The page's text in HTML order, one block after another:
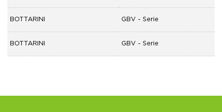
BOTTARINI GBV - Serie
BOTTARINI GBV - Serie